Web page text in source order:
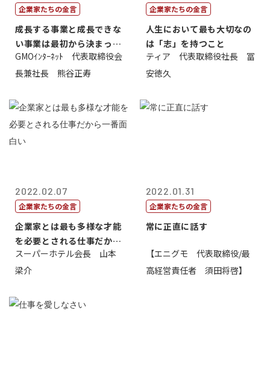
企業家たちの金言
成長する事業と成長できな
い事業は最初から決まって
いる
GMOｲﾝﾀｰﾈｯﾄ 代表取締役会
長兼社長 熊谷正寿
企業家たちの金言
人生において最も大切なの
は「志」を持つこと
ティア 代表取締役社長 冨
安徳久
2022.02.07
企業家たちの金言
企業家とは最も多様な才能
を必要とされる仕事だから
一番面白い
スーパーホテル会長 山本
梁介
2022.01.31
企業家たちの金言
常に正直に話す
【エニグモ 代表取締役/最
高経営責任者 須田将啓】